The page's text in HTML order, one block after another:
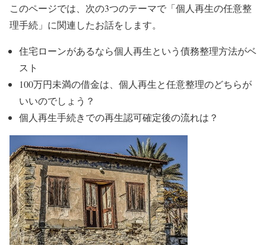
このページでは、次の3つのテーマで「個人再生の任意整
理手続」に関連したお話をします。
住宅ローンがあるなら個人再生という債務整理方法がベ
スト
100万円未満の借金は、個人再生と任意整理のどちらが
いいのでしょう？
個人再生手続きでの再生認可確定後の流れは？